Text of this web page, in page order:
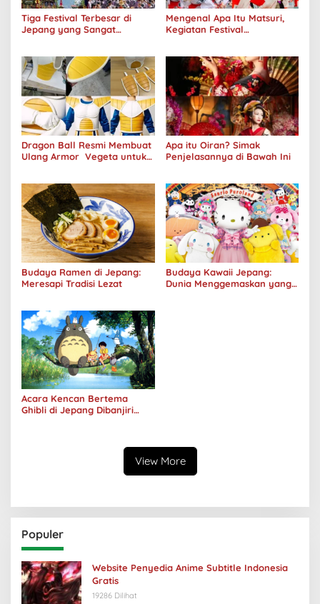
Tiga Festival Terbesar di
Jepang yang Sangat
Mengenal Apa Itu Matsuri,
Kegiatan Festival
Dragon Ball Resmi Membuat
Ulang Armor Vegeta untuk
Apa itu Oiran? Simak
Penjelasannya di Bawah Ini
Budaya Ramen di Jepang:
Meresapi Tradisi Lezat
Budaya Kawaii Jepang:
Dunia Menggemaskan yang
Acara Kencan Bertema
Ghibli di Jepang Dibanjiri
View More
Populer
Website Penyedia Anime Subtitle Indonesia
Gratis
19286 Dilihat